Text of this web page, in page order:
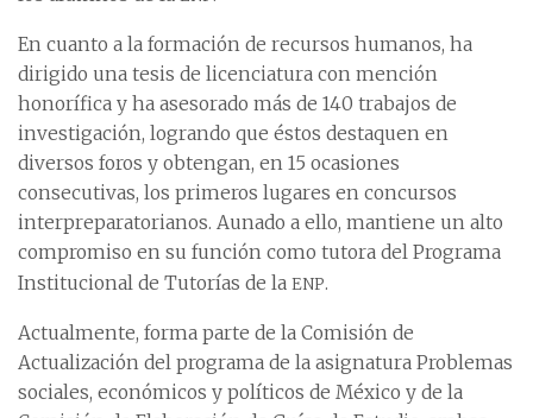
En cuanto a la formación de recursos humanos, ha
dirigido una tesis de licenciatura con mención
honorífica y ha asesorado más de 140 trabajos de
investigación, logrando que éstos destaquen en
diversos foros y obtengan, en 15 ocasiones
consecutivas, los primeros lugares en concursos
interpreparatorianos. Aunado a ello, mantiene un alto
compromiso en su función como tutora del Programa
Institucional de Tutorías de la enp.
Actualmente, forma parte de la Comisión de
Actualización del programa de la asignatura Problemas
sociales, económicos y políticos de México y de la